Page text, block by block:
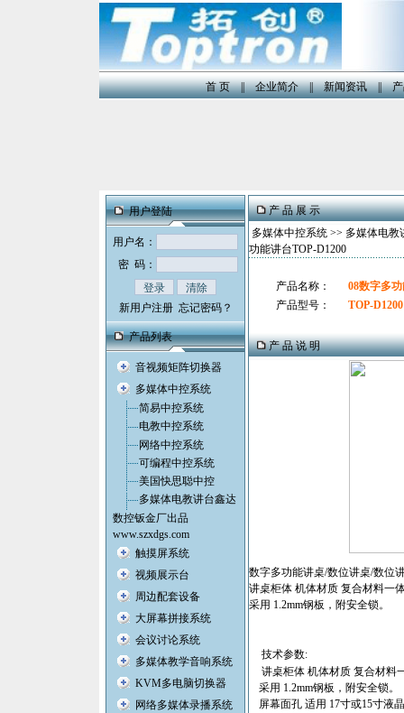
首 页||企业简介||新闻资讯||
用户登陆
用户名：
密 码：
新用户注册 忘记密码？
产品列表
音视频矩阵切换器
多媒体中控系统
简易中控系统
电教中控系统
网络中控系统
可编程中控系统
美国快思聪中控
多媒体电教讲台鑫达
数控钣金厂出品
www.szxdgs.com
触摸屏系统
视频展示台
周边配套设备
大屏幕拼接系统
会议讨论系统
多媒体教学音响系统
KVM多电脑切换器
网络多媒体录播系统
产 品 展 示
多媒体中控系统 >> 多媒体电教
功能讲台TOP-D1200
产品名称：
08数字多
产品型号：
TOP-D1200
产 品 说 明
数字多功能讲桌/数位讲桌/数位
讲桌柜体 机体材质 复合材料一
采用 1.2mm钢板，附安全锁。
技术参数:
讲桌柜体 机体材质 复合材料
采用 1.2mm钢板，附安全锁。
屏幕面孔 适用 17寸或15寸液